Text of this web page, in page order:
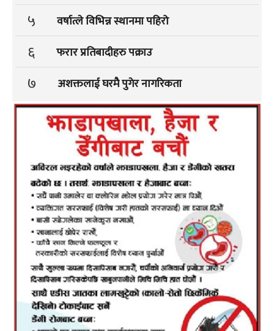
५ वर्षात्ले विभिन्न स्थानमा पहिरो
६ फरार प्रतिबादीहरु पक्राउ
७ अशक्तलाई घरमै पुगेर नागरिकता